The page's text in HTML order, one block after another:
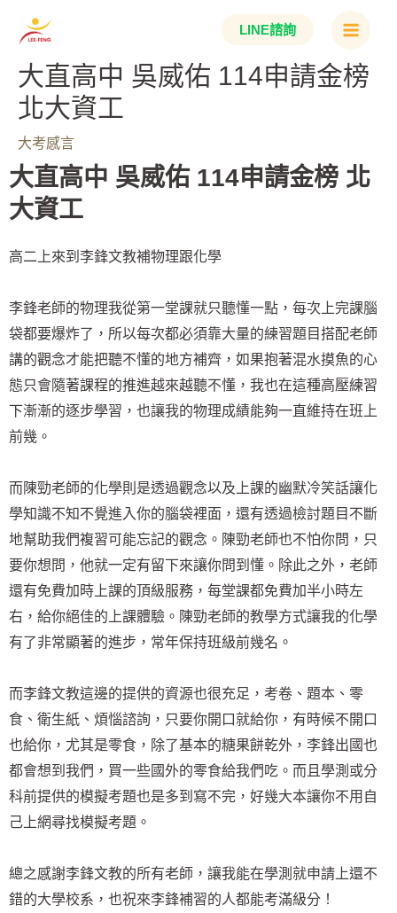
LINE諮詢
Main
Menu
大直高中 吳威佑 114申請金榜
北大資工
大考感言
大直高中 吳威佑 114申請金榜 北
大資工
高二上來到李鋒文教補物理跟化學
李鋒老師的物理我從第一堂課就只聽懂一點，每次上完課腦
袋都要爆炸了，所以每次都必須靠大量的練習題目搭配老師
講的觀念才能把聽不懂的地方補齊，如果抱著混水摸魚的心
態只會隨著課程的推進越來越聽不懂，我也在這種高壓練習
下漸漸的逐步學習，也讓我的物理成績能夠一直維持在班上
前幾。
而陳勁老師的化學則是透過觀念以及上課的幽默冷笑話讓化
學知識不知不覺進入你的腦袋裡面，還有透過檢討題目不斷
地幫助我們複習可能忘記的觀念。陳勁老師也不怕你問，只
要你想問，他就一定有留下來讓你問到懂。除此之外，老師
還有免費加時上課的頂級服務，每堂課都免費加半小時左
右，給你絕佳的上課體驗。陳勁老師的教學方式讓我的化學
有了非常顯著的進步，常年保持班級前幾名。
而李鋒文教這邊的提供的資源也很充足，考卷、題本、零
食、衛生紙、煩惱諮詢，只要你開口就給你，有時候不開口
也給你，尤其是零食，除了基本的糖果餅乾外，李鋒出國也
都會想到我們，買一些國外的零食給我們吃。而且學測或分
科前提供的模擬考題也是多到寫不完，好幾大本讓你不用自
己上網尋找模擬考題。
總之感謝李鋒文教的所有老師，讓我能在學測就申請上還不
錯的大學校系，也祝來李鋒補習的人都能考滿級分！